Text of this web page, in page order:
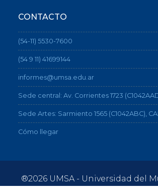
CONTACTO
(54-11) 5530-7600
(54 9 11) 41699144
informes@umsa.edu.ar
Sede central: Av. Corrientes 1723
Sede Artes: Sarmiento 1565 (C1042ABC),
Cómo llegar
®2026 UMSA - Universidad del